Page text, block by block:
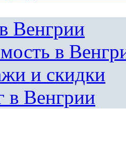
Венгрии
в
и скидки
Венгрии